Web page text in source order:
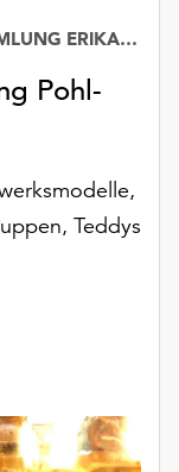
Pohl-
MANUFAKTUR DER TRÄUME – SAMMLUNG ERIKA POHL-STRÖHER
Teddys